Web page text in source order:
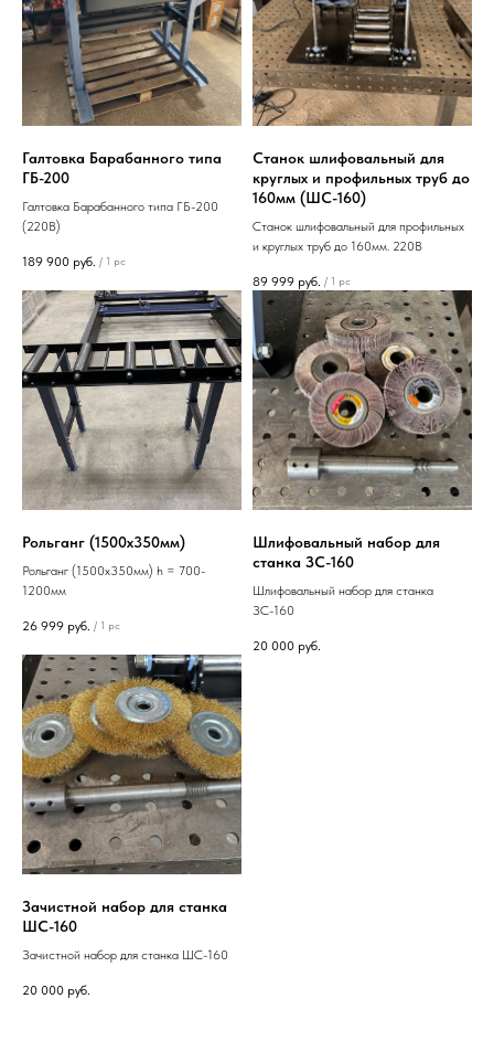
Галтовка Барабанного типа
ГБ-200
Галтовка Барабанного типа ГБ-200
(220В)
189 900 руб. / 1 pc
Станок шлифовальный для
круглых и профильных труб до
160мм (ШС-160)
Станок шлифовальный для профильных
и круглых труб до 160мм. 220В
89 999 руб. / 1 pc
Рольганг (1500х350мм)
Рольганг (1500х350мм) h = 700-
1200мм
26 999 руб. / 1 pc
Шлифовальный набор для
станка ЗС-160
Шлифовальный набор для станка
ЗС-160
20 000 руб.
Зачистной набор для станка
ШС-160
Зачистной набор для станка ШС-160
20 000 руб.